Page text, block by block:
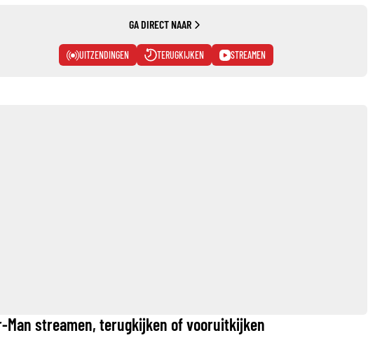
GA DIRECT NAAR
UITZENDINGEN TERUGKIJKEN STREAMEN
Man streamen, terugkijken of vooruitkijken